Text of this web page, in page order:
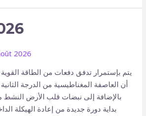
août 2026
يتم بإستمرار تدفق دفعات من الطاقة
أن العاصفة المغناطيسية من الدرجة
بالإضافة إلى نبضات قلب الأرض النشط
بداية دورة جديدة من إعادة الهيكلة